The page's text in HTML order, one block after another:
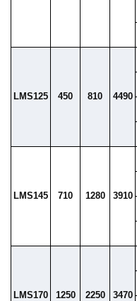
LMS125 450 810 4490
LMS145 710 1280 3910
LMS170 1250 2250 3470